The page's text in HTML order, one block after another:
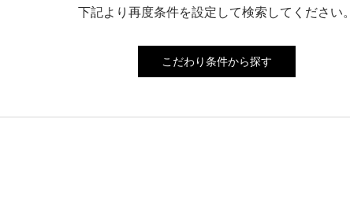
下記より再度条件を設定して検索してください。
こだわり条件から探す